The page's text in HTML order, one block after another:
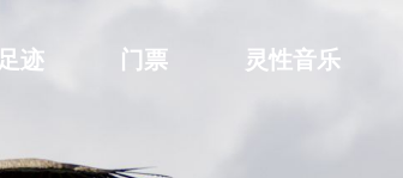
足迹 门票 灵性音乐